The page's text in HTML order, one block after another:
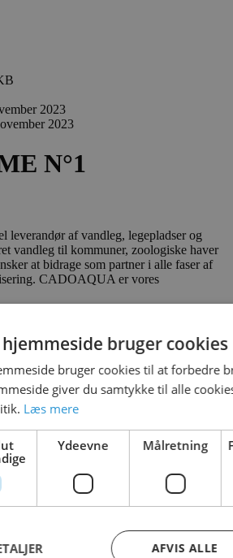
2023
2023
N°1
leverandør af vandleg, legepladser og
vandleg til kommuner, zoologiske haver
at bidrage som partner i alle faser af
CADOAQUA er vores
hjemmeside bruger cookies
bruger cookies til at forbedre
giver du samtykke til alle
Læs mere
Ydeevne Målretning
AFVIS ALLE